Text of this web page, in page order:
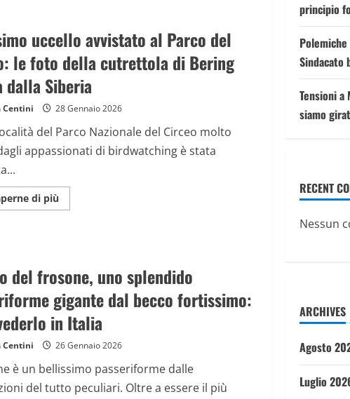
Sabaudia:
foto
e
video
degli
uccelli
marini
che
tuffano
come
frecce
uccello avvistato al Parco del
le foto della cutrettola di Bering
dalla Siberia
Centini 28 Gennaio 2026
del Parco Nazionale del Circeo molto
appassionati di birdwatching è stata
di piùMaggiori
informazioni
del
Circeo:
le
foto
della
cutrettola
Bering
dalla
Siberia
del frosone, uno splendido
gigante dal becco fortissimo:
in Italia
Centini 26 Gennaio 2026
è un bellissimo passeriforme dalle
del tutto peculiari. Oltre a essere il più
principio
Sindacato
Tensioni a
siamo
RECENT
Nessun
ARCHIVES
Agosto
Luglio